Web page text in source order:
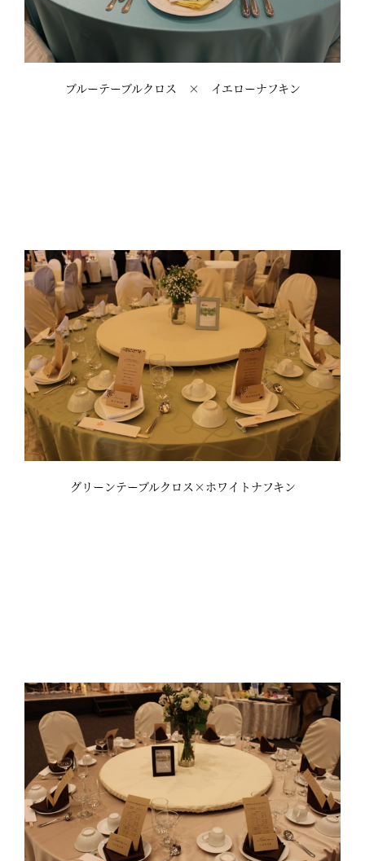
ブルーテーブルクロス × イエローナフキン
グリーンテーブルクロス×ホワイトナフキン